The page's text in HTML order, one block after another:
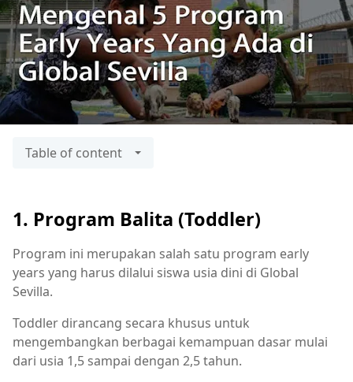
Table of content
1. Program Balita (Toddler)
Program ini merupakan salah satu program early
years yang harus dilalui siswa usia dini di Global
Sevilla.
Toddler dirancang secara khusus untuk
mengembangkan berbagai kemampuan dasar mulai
dari usia 1,5 sampai dengan 2,5 tahun.